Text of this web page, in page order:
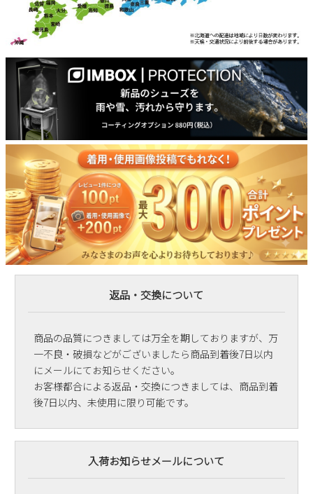
返品・交換について
商品の品質につきましては万全を期しておりますが、万
一不良・破損などがございましたら商品到着後7日以内
にメールにてお知らせください。
お客様都合による返品・交換につきましては、商品到着
後7日以内、未使用に限り可能です。
入荷お知らせメールについて